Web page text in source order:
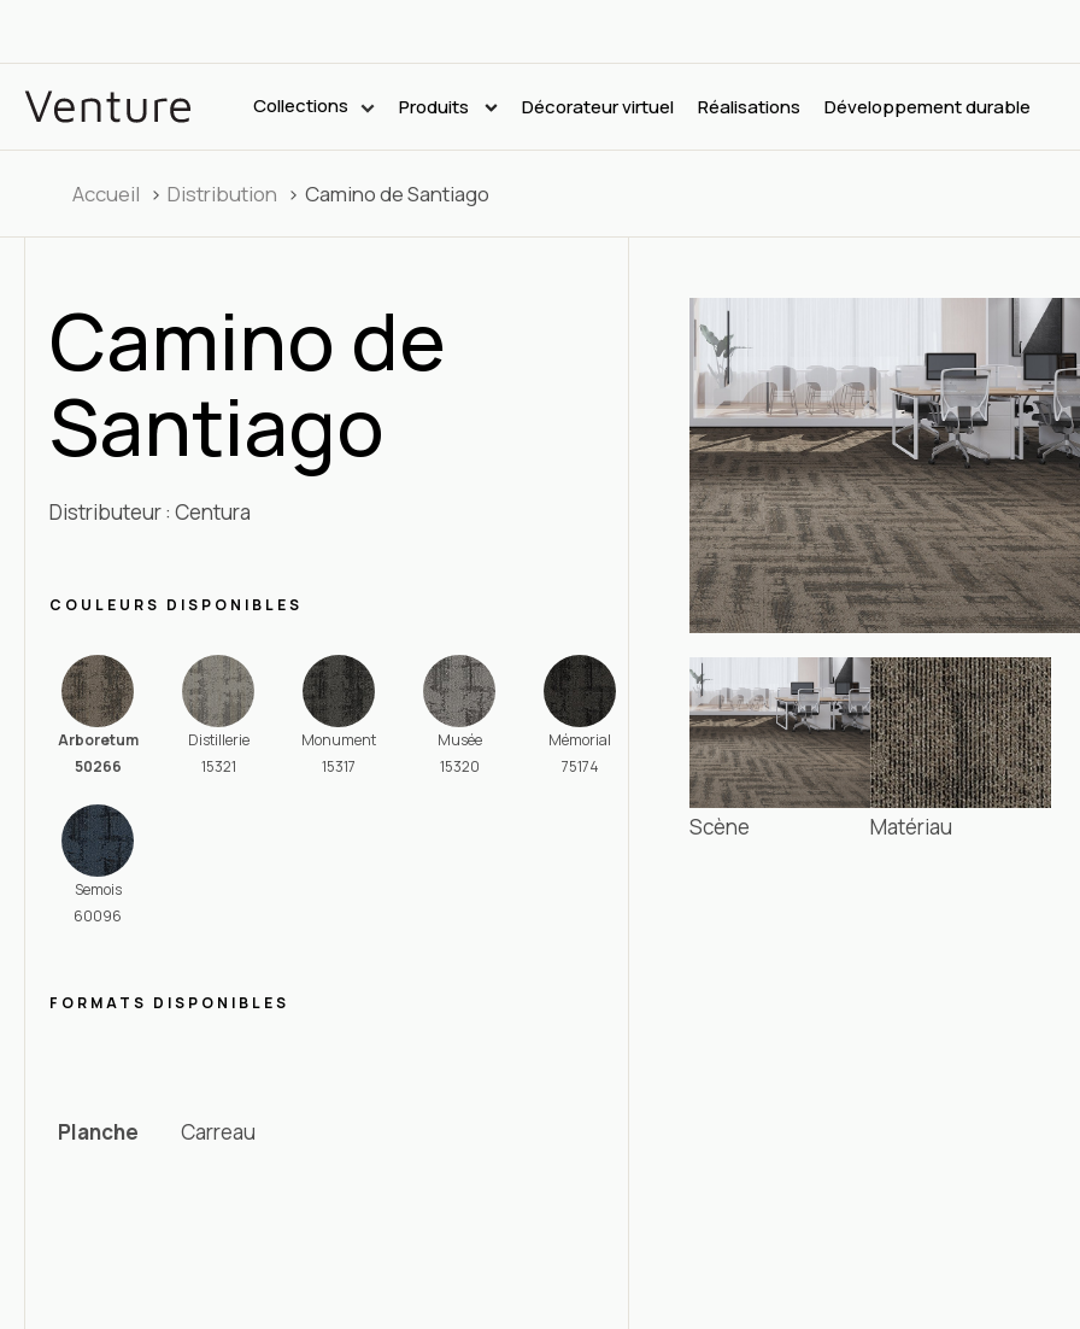
Collections Produits Décorateur virtuel Réalisations Développement durable
Accueil Distribution Camino de Santiago
Camino de
Santiago
Distributeur : Centura
COULEURS DISPONIBLES
Arboretum
50266
Distillerie
15321
Monument
15317
Musée
15320
Mémorial
75174
Semois
60096
FORMATS DISPONIBLES
Planche Carreau
Scène Matériau